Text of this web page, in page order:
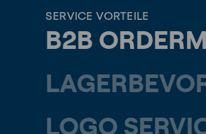
SERVICE VORTEILE
B2B
LOGO